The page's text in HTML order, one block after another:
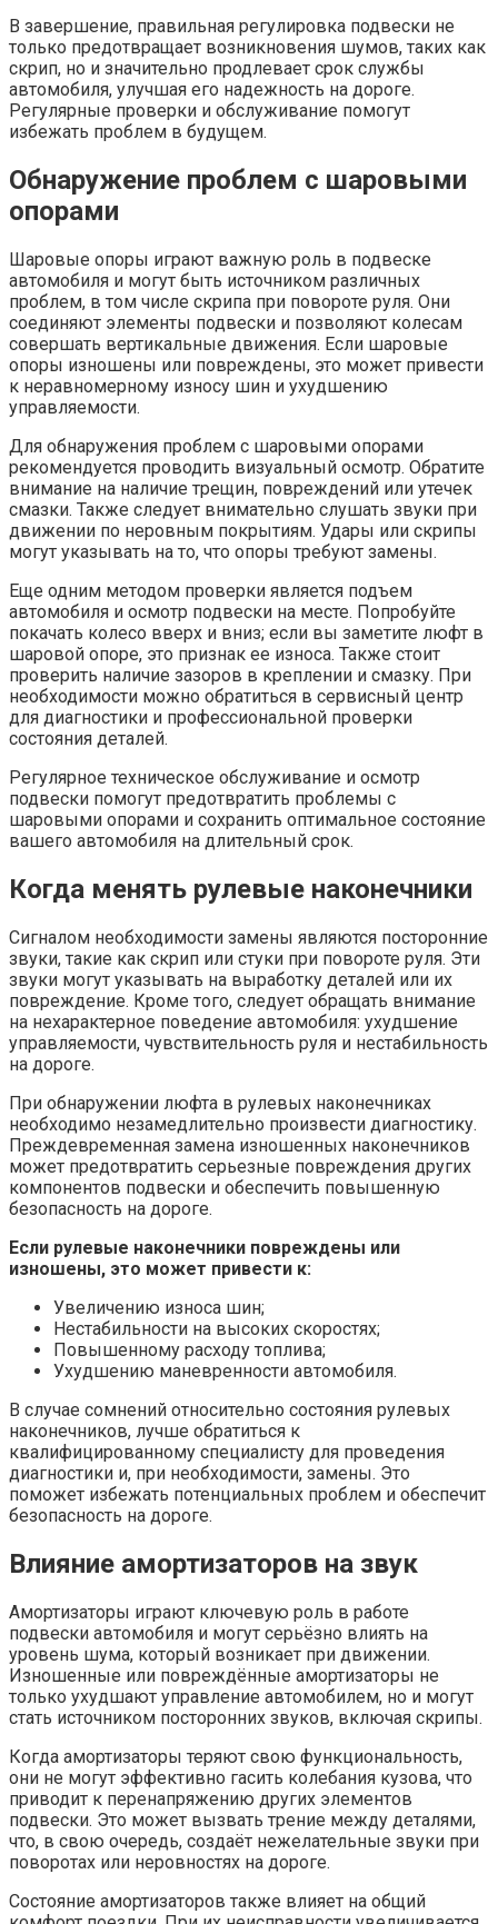
В завершение, правильная регулировка подвески не
только предотвращает возникновения шумов, таких как
скрип, но и значительно продлевает срок службы
автомобиля, улучшая его надежность на дороге.
Регулярные проверки и обслуживание помогут
избежать проблем в будущем.
Обнаружение проблем с шаровыми
опорами
Шаровые опоры играют важную роль в подвеске
автомобиля и могут быть источником различных
проблем, в том числе скрипа при повороте руля. Они
соединяют элементы подвески и позволяют колесам
совершать вертикальные движения. Если шаровые
опоры изношены или повреждены, это может привести
к неравномерному износу шин и ухудшению
управляемости.
Для обнаружения проблем с шаровыми опорами
рекомендуется проводить визуальный осмотр. Обратите
внимание на наличие трещин, повреждений или утечек
смазки. Также следует внимательно слушать звуки при
движении по неровным покрытиям. Удары или скрипы
могут указывать на то, что опоры требуют замены.
Еще одним методом проверки является подъем
автомобиля и осмотр подвески на месте. Попробуйте
покачать колесо вверх и вниз; если вы заметите люфт в
шаровой опоре, это признак ее износа. Также стоит
проверить наличие зазоров в креплении и смазку. При
необходимости можно обратиться в сервисный центр
для диагностики и профессиональной проверки
состояния деталей.
Регулярное техническое обслуживание и осмотр
подвески помогут предотвратить проблемы с
шаровыми опорами и сохранить оптимальное состояние
вашего автомобиля на длительный срок.
Когда менять рулевые наконечники
Сигналом необходимости замены являются посторонние
звуки, такие как скрип или стуки при повороте руля. Эти
звуки могут указывать на выработку деталей или их
повреждение. Кроме того, следует обращать внимание
на нехарактерное поведение автомобиля: ухудшение
управляемости, чувствительность руля и нестабильность
на дороге.
При обнаружении люфта в рулевых наконечниках
необходимо незамедлительно произвести диагностику.
Преждевременная замена изношенных наконечников
может предотвратить серьезные повреждения других
компонентов подвески и обеспечить повышенную
безопасность на дороге.
Если рулевые наконечники повреждены или
изношены, это может привести к:
Увеличению износа шин;
Нестабильности на высоких скоростях;
Повышенному расходу топлива;
Ухудшению маневренности автомобиля.
В случае сомнений относительно состояния рулевых
наконечников, лучше обратиться к
квалифицированному специалисту для проведения
диагностики и, при необходимости, замены. Это
поможет избежать потенциальных проблем и обеспечит
безопасность на дороге.
Влияние амортизаторов на звук
Амортизаторы играют ключевую роль в работе
подвески автомобиля и могут серьёзно влиять на
уровень шума, который возникает при движении.
Изношенные или повреждённые амортизаторы не
только ухудшают управление автомобилем, но и могут
стать источником посторонних звуков, включая скрипы.
Когда амортизаторы теряют свою функциональность,
они не могут эффективно гасить колебания кузова, что
приводит к перенапряжению других элементов
подвески. Это может вызвать трение между деталями,
что, в свою очередь, создаёт нежелательные звуки при
поворотах или неровностях на дороге.
Состояние амортизаторов также влияет на общий